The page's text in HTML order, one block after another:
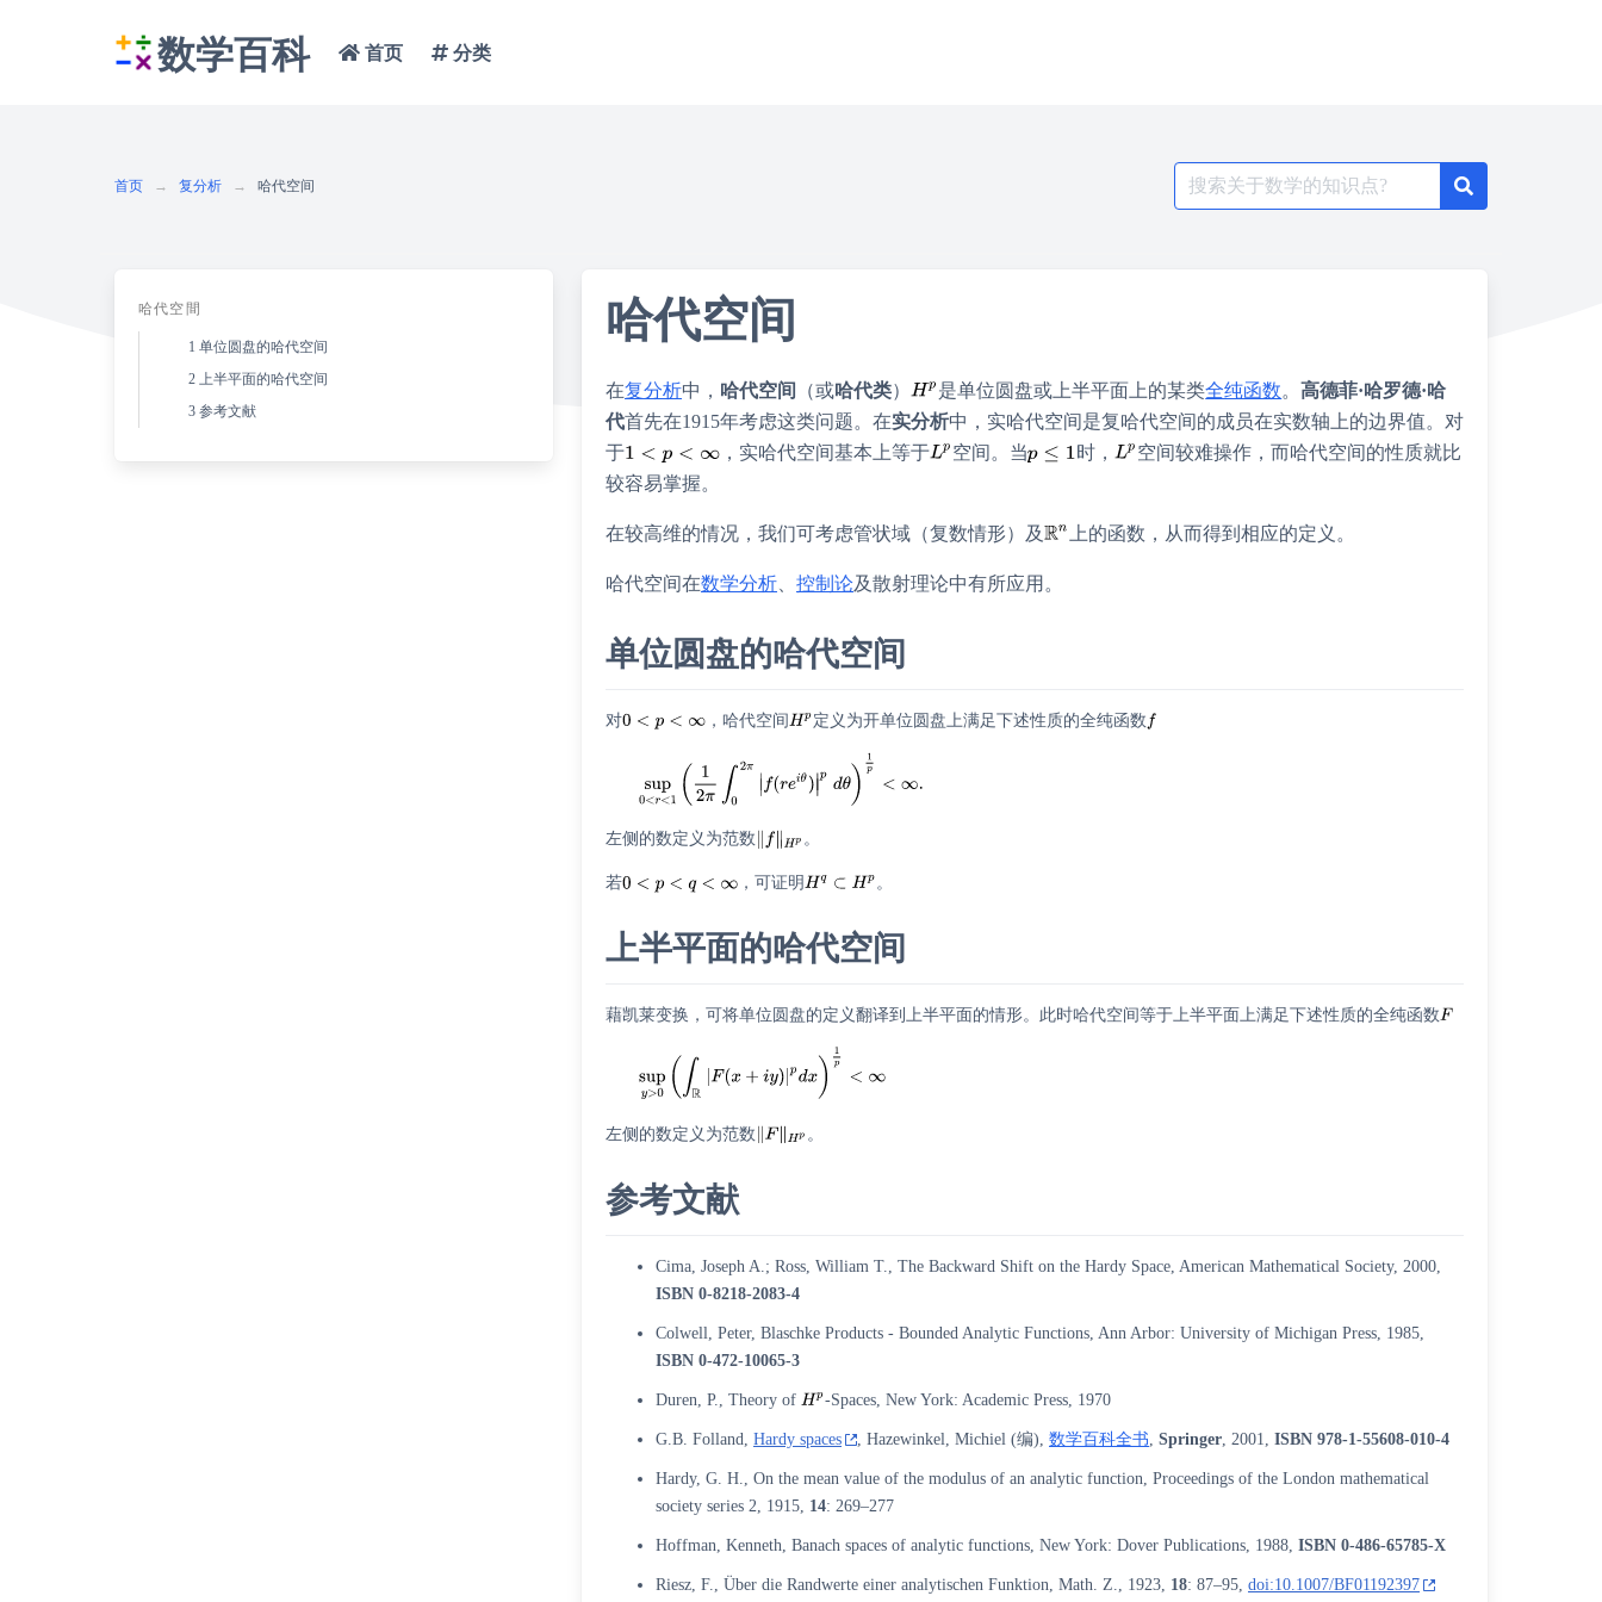
数学百科 首页 分类
首页 复分析 哈代空间
Search
for:
哈代空間
1 单位圆盘的哈代空间
2 上半平面的哈代空间
3 参考文献
哈代空间
在复分析中， 哈代空间 （或哈代类） 是单位圆盘或上半平面上的某类全纯函数。高德菲·哈罗德·哈
代首先在1915年考虑这类问题。在实分析中，实哈代空间是复哈代空间的成员在实数轴上的边界值。对
于
，实哈代空间基本上等于 空间。当 时，
空间较难操作，而哈代空间的性质就比
较容易掌握。
在较高维的情况，我们可考虑管状域（复数情形）及 上的函数，从而得到相应的定义。
哈代空间在数学分析 、控制论及散射理论中有所应用。
单位圆盘的哈代空间
对 ，哈代空间 定义为开单位圆盘上满足下述性质的全纯函数
左侧的数定义为范数 。
若 ，可证明 。
上半平面的哈代空间
藉凯莱变换 ，可将单位圆盘的定义翻译到上半平面的情形。此时哈代空间等于上半平面上满足下述性质的全纯函数
左侧的数定义为范数 。
参考文献
Cima, Joseph A.; Ross, William T., The Backward Shift on the Hardy Space, American Mathematical Society, 2000,
ISBN 0-8218-2083-4
Colwell, Peter, Blaschke Products - Bounded Analytic Functions, Ann Arbor: University of Michigan Press, 1985,
ISBN 0-472-10065-3
Duren, P., Theory of -Spaces, New York: Academic Press, 1970
G.B. Folland,Hardy spaces , Hazewinkel, Michiel (编),数学百科全书 ,Springer , 2001,ISBN 978-1-55608-010-4
Hardy, G. H., On the mean value of the modulus of an analytic function, Proceedings of the London mathematical
society series 2, 1915, 14: 269–277
Hoffman, Kenneth, Banach spaces of analytic functions, New York: Dover Publications, 1988,ISBN 0-486-65785-X
Riesz, F., Über die Randwerte einer analytischen Funktion, Math. Z., 1923, 18: 87–95,doi:10.1007/BF01192397